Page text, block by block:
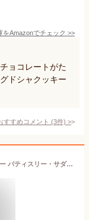
をAmazonでチェック >>
ョコレートがた
ドシャクッキー
すすめコメント (3件) >
母の日 お菓子 ギフト スイーツ 内祝い クッキー パティスリー・サダハル・アオキ・パリ コフレ アソーティモン ドゥ ビスキュイ ドゥミ（包装不可、メッセージカード別添）/ 可愛い サダハルアオキ 写真 メッセージカード オシャレ gws お返し 入学内祝い 母の日ギフト2026